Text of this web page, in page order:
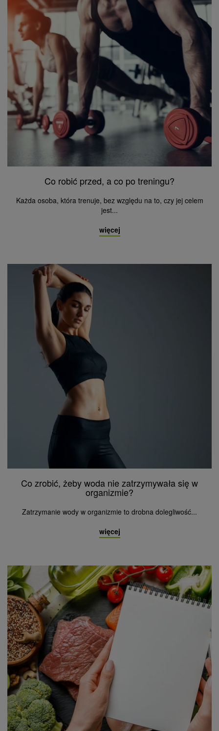
Co robić przed, a co po treningu?
Każda osoba, która trenuje, bez względu na to, czy jej celem
jest...
więcej
Co zrobić, żeby woda nie zatrzymywała się w
organizmie?
Zatrzymanie wody w organizmie to drobna dolegliwość...
więcej